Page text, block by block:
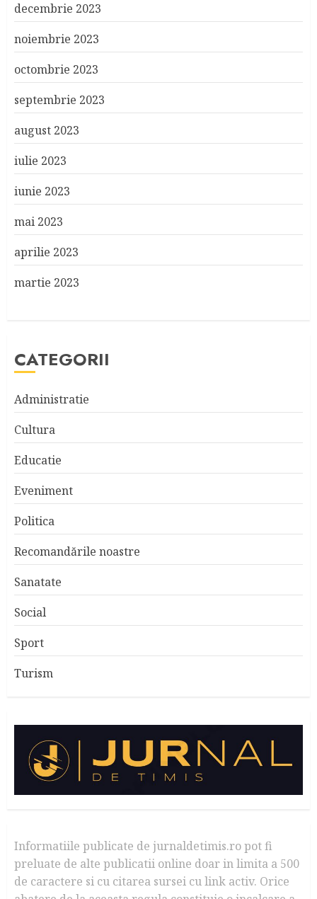
decembrie 2023
noiembrie 2023
octombrie 2023
septembrie 2023
august 2023
iulie 2023
iunie 2023
mai 2023
aprilie 2023
martie 2023
CATEGORII
Administratie
Cultura
Educatie
Eveniment
Politica
Recomandările noastre
Sanatate
Social
Sport
Turism
Informatiile publicate de jurnaldetimis.ro pot fi
preluate de alte publicatii online doar in limita a 500
de caractere si cu citarea sursei cu link activ. Orice